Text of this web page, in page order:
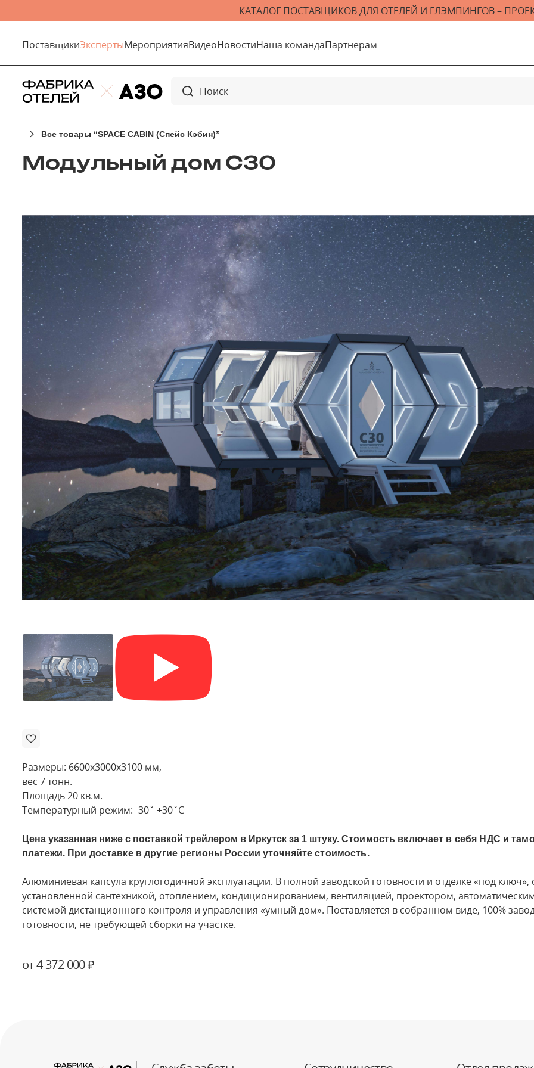
КАТАЛОГ ПОСТАВЩИКОВ ДЛЯ ОТЕЛЕЙ И ГЛЭМПИНГОВ –
ПоставщикиЭкспертыМероприятияВидеоНовостиНаша командаПартнерам
Все товары “SPACE CABIN (Спейс Кэбин)”
Модульный дом С30
Размеры: 6600х3000х3100 мм,
вес 7 тонн.
Площадь 20 кв.м.
Температурный режим: -30˚ +30˚C
Цена указанная ниже с поставкой трейлером в Иркутск за 1 штуку.Стоимость включает в себя НДС и
платежи. При доставке в другие регионы России уточняйте стоимость.
Алюминиевая капсула круглогодичной эксплуатации. В полной заводской готовности и отделке «под ключ»,
установленной сантехникой, отоплением, кондиционированием, вентиляцией, проектором,
системой дистанционного контроля и управления «умный дом». Поставляется в собранном виде, 100%
готовности, не требующей сборки на участке.
от 4 372 000 ₽